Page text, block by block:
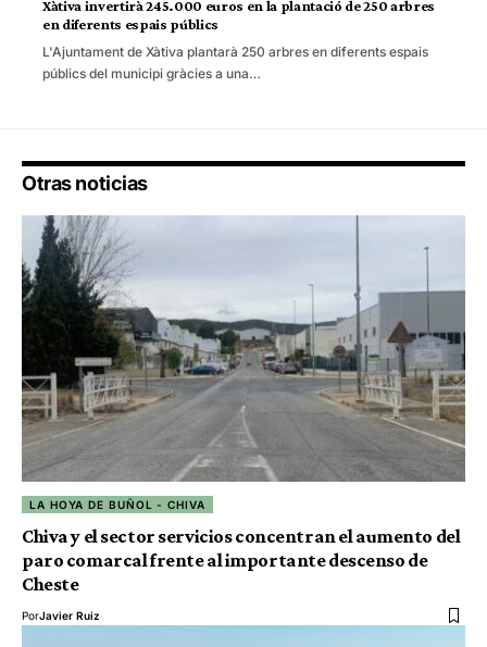
Xàtiva invertirà 245.000 euros en la plantació de 250 arbres
en diferents espais públics
L'Ajuntament de Xàtiva plantarà 250 arbres en diferents espais
públics del municipi gràcies a una…
Otras noticias
LA HOYA DE BUÑOL - CHIVA
Chiva y el sector servicios concentran el aumento del
paro comarcal frente al importante descenso de
Cheste
PorJavier Ruiz